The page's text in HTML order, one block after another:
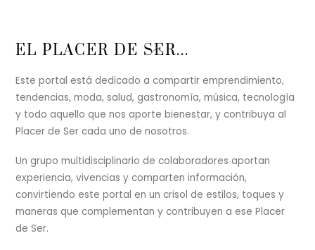
Back
Top
EL PLACER DE SER...
Este portal está dedicado a compartir emprendimiento,
tendencias, moda, salud, gastronomía, música, tecnología
y todo aquello que nos aporte bienestar, y contribuya al
Placer de Ser cada uno de nosotros.
Un grupo multidisciplinario de colaboradores aportan
experiencia, vivencias y comparten información,
convirtiendo este portal en un crisol de estilos, toques y
maneras que complementan y contribuyen a ese Placer
de Ser.